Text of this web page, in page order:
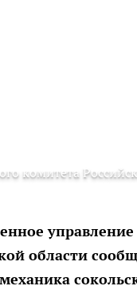
комитета
области